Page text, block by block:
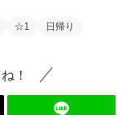
☆1 日帰り
！